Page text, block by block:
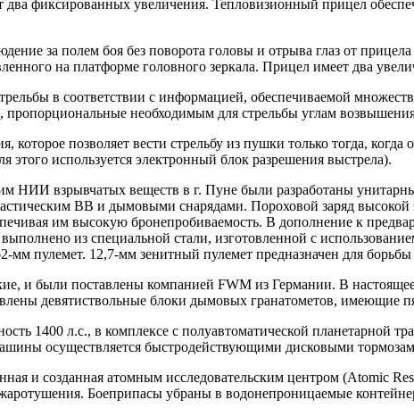
фиксированных увеличения. Тепловизионный прицел
за полем боя без поворота головы и отрыва глаз от
на платформе головного зеркала. Прицел имеет два
в соответствии с информацией, обеспечиваемой
необходимым для стрельбы углам
позволяет вести стрельбу из пушки только тогда,
этого используется электронный блок разрешения выстрела).
взрывчатых веществ в г. Пуне были разработаны
ВВ и дымовыми снарядами. Пороховой заряд высокой
им высокую бронепробиваемость. В дополнение к
из специальной стали, изготовленной с
пулемет. 12,7-мм зенитный пулемет предназначен для
и были поставлены компанией FWM из Германии. В
девятиствольные блоки дымовых гранатометов, имеющие
1400 л.с., в комплексе с полуавтоматической планетарной
осуществляется быстродействующими дисковыми
и созданная атомным исследовательским центром (Atomic
Боеприпасы убраны в водонепроницаемые